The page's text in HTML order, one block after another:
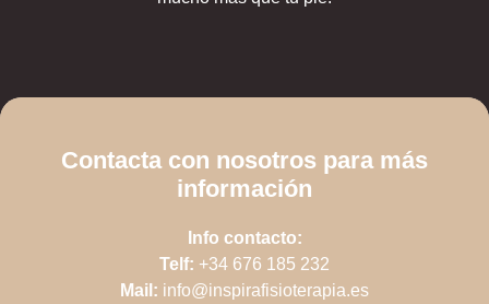
Contacta con nosotros para más
información
Info contacto:
Telf: +34 676 185 232
Mail: info@inspirafisioterapia.es